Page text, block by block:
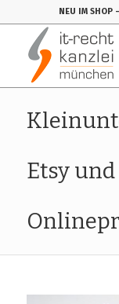
NEU IM SHOP
Etsy